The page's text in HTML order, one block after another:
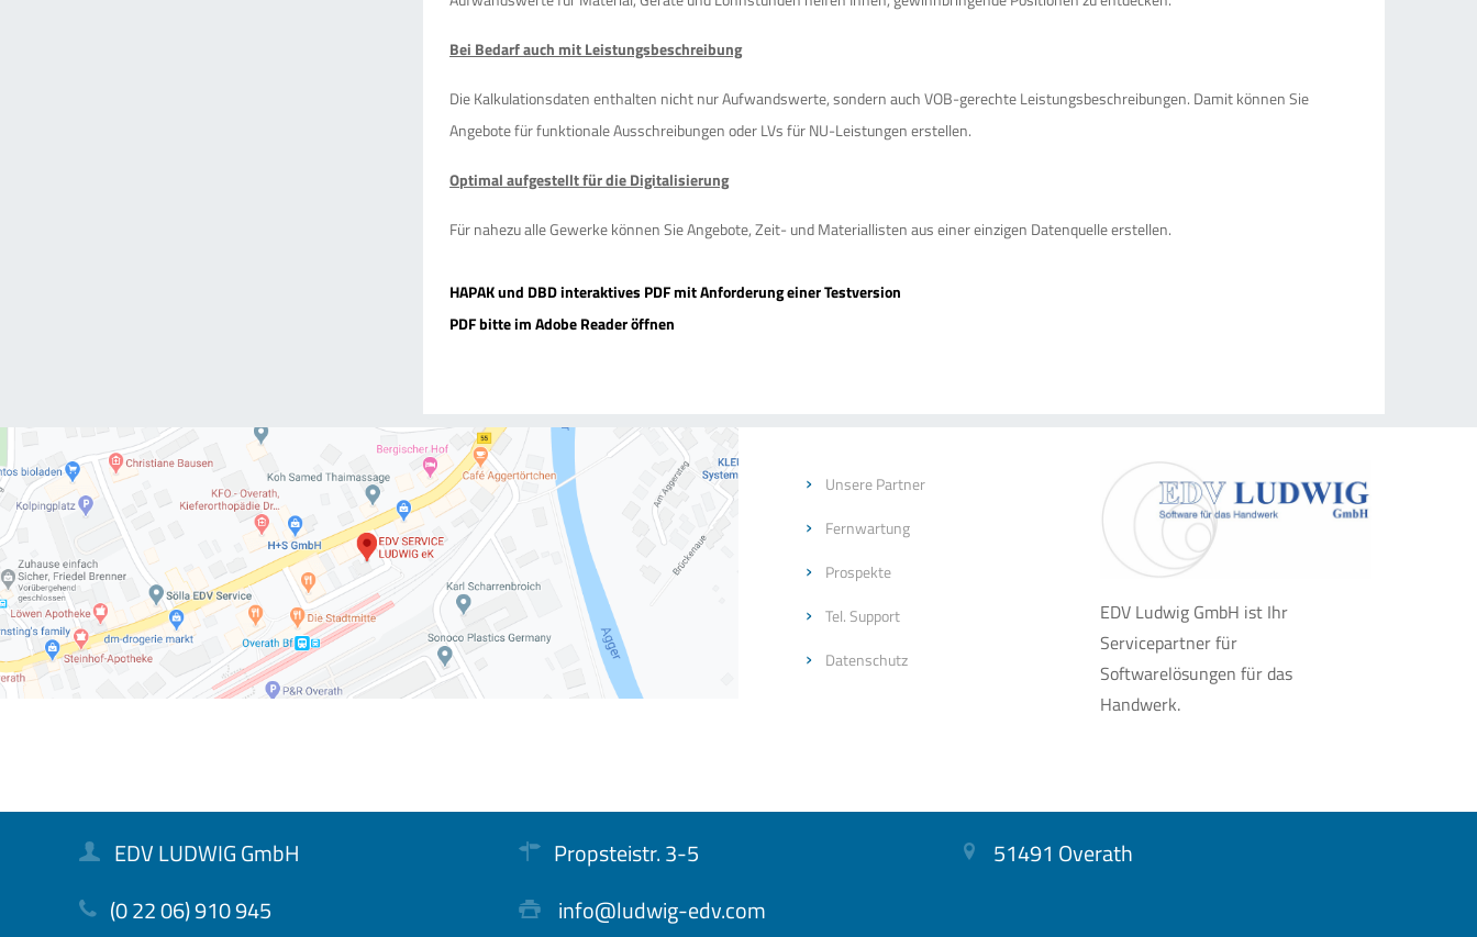
Bei Bedarf auch mit Leistungsbeschreibung
Die Kalkulationsdaten enthalten nicht nur Aufwandswerte, sondern auch VOB-gerechte Leistungsbeschreibungen. Damit können Sie
Angebote für funktionale Ausschreibungen oder LVs für NU-Leistungen erstellen.
Optimal aufgestellt für die Digitalisierung
Für nahezu alle Gewerke können Sie Angebote, Zeit- und Materiallisten aus einer einzigen Datenquelle erstellen.
HAPAK und DBD interaktives PDF mit Anforderung einer Testversion
PDF bitte im Adobe Reader öffnen
Unsere Partner
Fernwartung
Prospekte
Tel. Support
Datenschutz
EDV Ludwig GmbH ist Ihr
Servicepartner für
Softwarelösungen für das
Handwerk.
EDV LUDWIG GmbH Propsteistr. 3-5
51491 Overath
(0 22 06) 910 945
info@ludwig-edv.com